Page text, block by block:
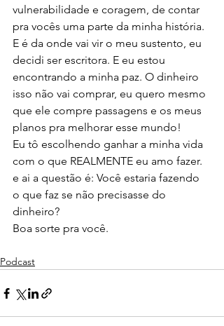
vulnerabilidade e coragem, de contar
pra vocês uma parte da minha história.
E é da onde vai vir o meu sustento, eu
decidi ser escritora. E eu estou
encontrando a minha paz. O dinheiro
isso não vai comprar, eu quero mesmo
que ele compre passagens e os meus
planos pra melhorar esse mundo!
Eu tô escolhendo ganhar a minha vida
com o que REALMENTE eu amo fazer.
e ai a questão é: Você estaria fazendo
o que faz se não precisasse do
dinheiro?
Boa sorte pra você.
Podcast